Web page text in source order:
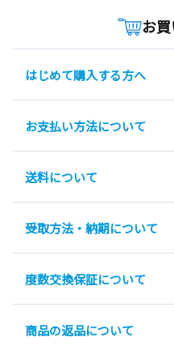
お
はじめて購入する方へ
お支払い方法について
送料について
受取方法・納期について
度数交換保証について
商品の返品について